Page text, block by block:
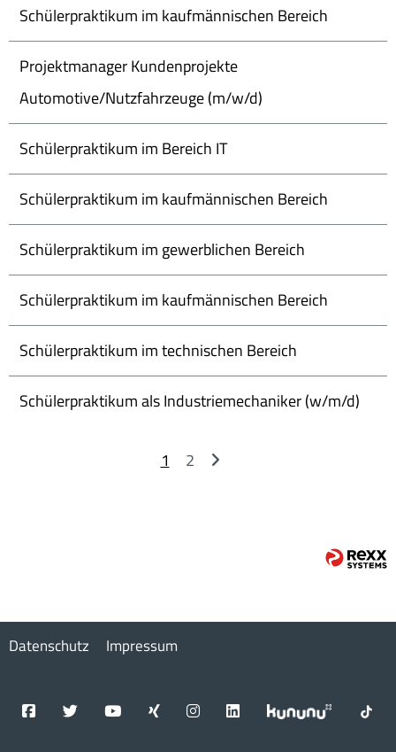
Schülerpraktikum im kaufmännischen Bereich
Projektmanager Kundenprojekte
Automotive/Nutzfahrzeuge (m/w/d)
Schülerpraktikum im Bereich IT
Schülerpraktikum im kaufmännischen Bereich
Schülerpraktikum im gewerblichen Bereich
Schülerpraktikum im kaufmännischen Bereich
Schülerpraktikum im technischen Bereich
Schülerpraktikum als Industriemechaniker (w/m/d)
1 2
Datenschutz Impressum